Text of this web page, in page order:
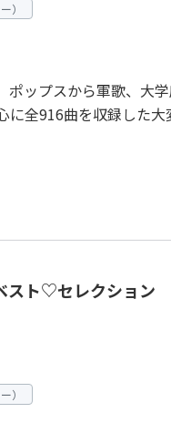
）
ップスから軍歌、大
に全916曲を収録した
スト♡セレクション
）